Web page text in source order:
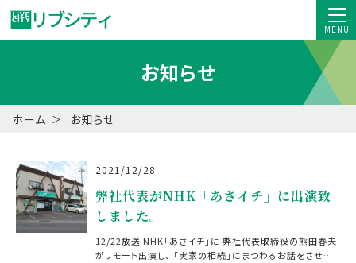
MENU
お知らせ
ホーム お知らせ
2021/12/28
弊社代表がNHK「あさイチ」に出演致
しました。
12/22放送 NHK「あさイチ」に 弊社代表取締役の熊田春夫
がリモート出演し、 「実家の相続」にまつわるお話をさせて